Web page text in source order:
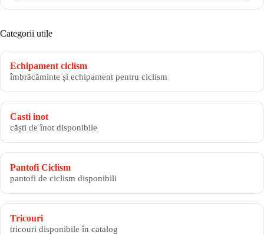
Categorii utile
Echipament ciclism
îmbrăcăminte și echipament pentru ciclism
Casti inot
căști de înot disponibile
Pantofi Ciclism
pantofi de ciclism disponibili
Tricouri
tricouri disponibile în catalog